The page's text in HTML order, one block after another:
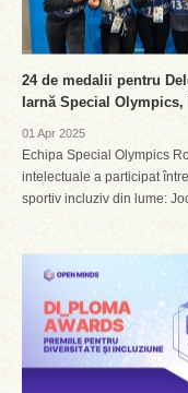
24 de medalii pentru
Iarnă Special Olympics,
01 Apr 2025
Echipa Special Olympics
intelectuale a participat
sportiv incluziv din lume: